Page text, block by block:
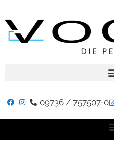
09736 / 757507-0